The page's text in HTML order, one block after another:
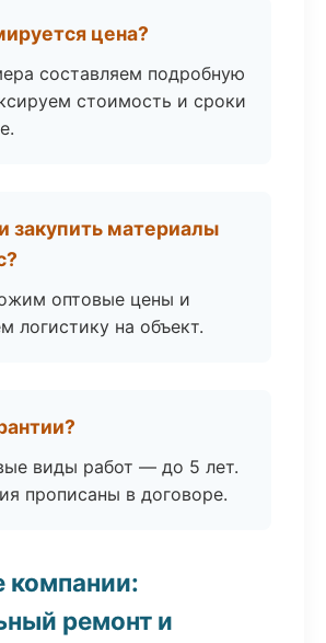
цена?
составляем подробную
стоимость и сроки
закупить материалы
оптовые цены и
логистику на объект.
виды работ — до 5 лет.
прописаны в договоре.
ремонт и